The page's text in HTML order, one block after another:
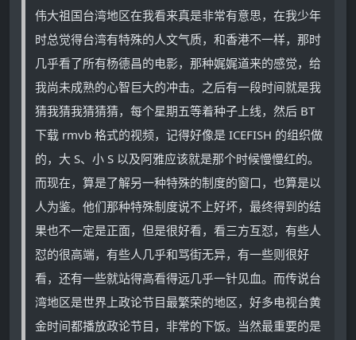
伟大祖国台湾地区在我看来真是非常有意思，在我少年
时总觉得台湾有特殊的人文气质，和香港不一样，那时
几乎看了所有杨德昌的电影，那种娓娓道来的感觉，给
我尚未成熟的心智巨大的冲击。之后有一段时间就是我
猜我猜我猜猜猜，每个星期五等着种子上线，然后 BT
下载 rmvb 格式的视频，记得好像是 ICEFISH 的组织做
的，大 S、小 S 以及阿雅应该就是那个时候慢慢红的。
而现在，算是了解另一种特殊的制度的窗口，也算是以
人为鉴。他们那种特殊制度说不上好坏，最终得到的结
果也不一定是正面，但是很好看，看三方互怼，有些人
怼的很高端，有些人几乎和骂街无异，有一些则很好
看，还有一些就站得高看得远几乎一针见血。而传说台
湾地区是世界上政论节目最繁荣的地区，好多电视台黄
金时间都播放政论节目，非常的下饭。当然最重要的是